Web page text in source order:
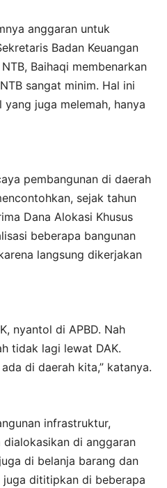
anggaran untuk
Badan Keuangan
Baihaqi membenarkan
sangat minim. Hal ini
juga melemah, hanya
pembangunan di daerah
sejak tahun
Dana Alokasi Khusus
beberapa bangunan
langsung dikerjakan
nyantol di APBD. Nah
tidak lagi lewat DAK.
di daerah kita,” katanya.
infrastruktur,
di anggaran
di belanja barang dan
juga dititipkan di beberapa